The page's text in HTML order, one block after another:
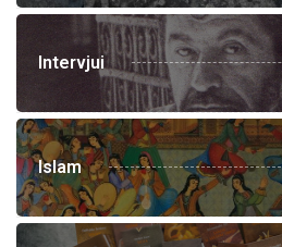
Intervjui
Islam